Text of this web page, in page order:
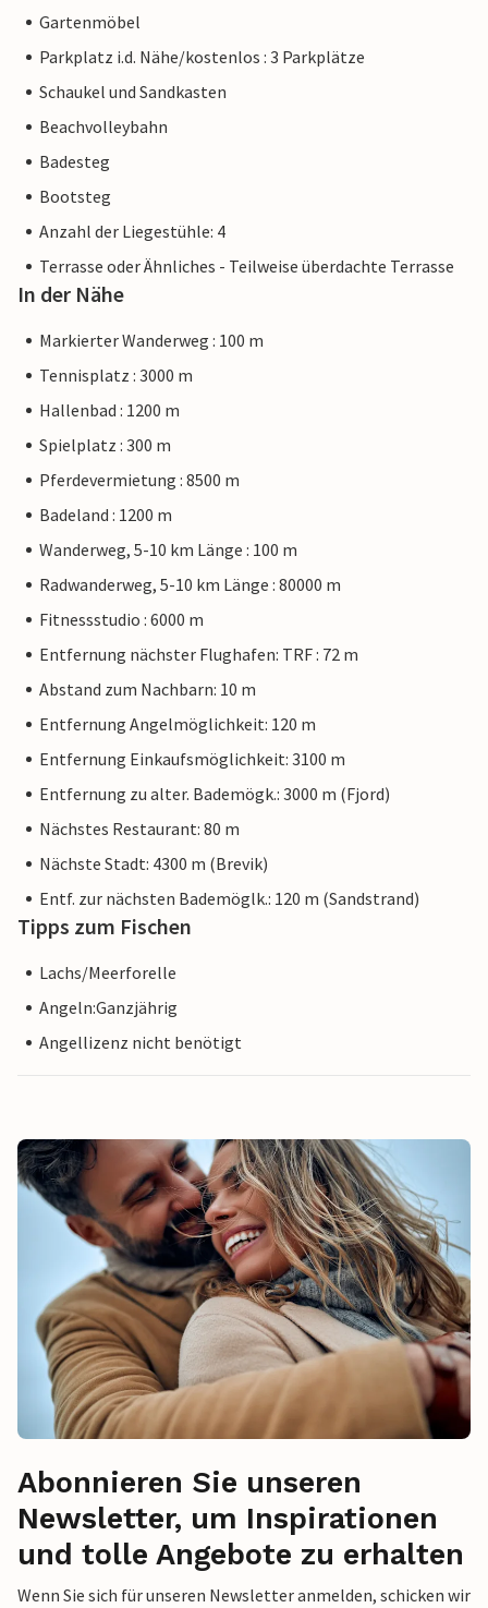
Gartenmöbel
Parkplatz i.d. Nähe/kostenlos : 3 Parkplätze
Schaukel und Sandkasten
Beachvolleybahn
Badesteg
Bootsteg
Anzahl der Liegestühle: 4
Terrasse oder Ähnliches - Teilweise überdachte Terrasse
In der Nähe
Markierter Wanderweg : 100 m
Tennisplatz : 3000 m
Hallenbad : 1200 m
Spielplatz : 300 m
Pferdevermietung : 8500 m
Badeland : 1200 m
Wanderweg, 5-10 km Länge : 100 m
Radwanderweg, 5-10 km Länge : 80000 m
Fitnessstudio : 6000 m
Entfernung nächster Flughafen: TRF : 72 m
Abstand zum Nachbarn: 10 m
Entfernung Angelmöglichkeit: 120 m
Entfernung Einkaufsmöglichkeit: 3100 m
Entfernung zu alter. Bademögk.: 3000 m (Fjord)
Nächstes Restaurant: 80 m
Nächste Stadt: 4300 m (Brevik)
Entf. zur nächsten Bademöglk.: 120 m (Sandstrand)
Tipps zum Fischen
Lachs/Meerforelle
Angeln:Ganzjährig
Angellizenz nicht benötigt
Abonnieren Sie unseren
Newsletter, um Inspirationen
und tolle Angebote zu erhalten
Wenn Sie sich für unseren Newsletter anmelden, schicken wir